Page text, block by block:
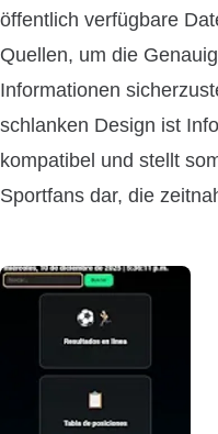
öffentlich verfügbare
Quellen, um die
Informationen
schlanken Design ist
kompatibel und stellt
Sportfans dar, die